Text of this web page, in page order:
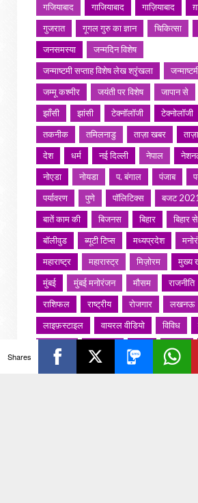
गजियाबाद
गाजियाबाद गाज़ियाबाद
गुजरात
गूगल गुरु का ज्ञान चिकित्सा
जनसमस्या
जन्मदिन विशेष
जन्माष्टमी सप्ताह विशेष लेख श्रृंखला
जम्मू कश्मीर
जयंती पर विशेष जापान से
झाँसी
झांसी टेक्नॉलॉजी टेक्नोलॉजी
तकनीक
तमिलनाडु ताज़ा खबर
देश
धर्म नई दिल्ली नेपाल
नोएडा
नोयडा प. बंगाल पंजाब
पर्यावरण
पुणे पॉलिटिक्स
बजट
बातें काम की
बिजनस बिहार बिहार से
बॉलीवुड
ब्यूटी टिप्स मध्यप्रदेश
महाराष्ट्र
महारास्ट्र मिज़ोरम मुख्य
मुंबई
मुंबई मनोरंजन मौसम राजनीति
राशिफल
राष्ट्रीय रोजगार लखनऊ
लाइफ़स्टाइल
वायरल वीडियो विविध
शख्सियत
समाज
संस्कृति
साहित्य सरोवर सिटी इवेंट
Shares